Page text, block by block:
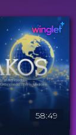
58:49